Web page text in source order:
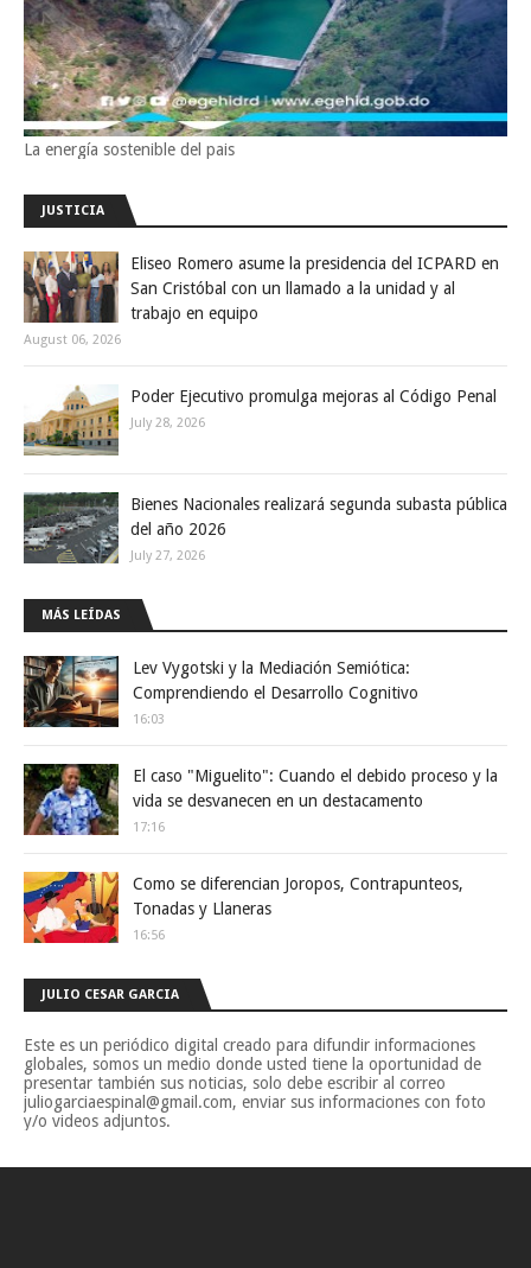
La energía sostenible del pais
JUSTICIA
Eliseo Romero asume la presidencia del ICPARD en
San Cristóbal con un llamado a la unidad y al
trabajo en equipo
August 06, 2026
Poder Ejecutivo promulga mejoras al Código Penal
July 28, 2026
Bienes Nacionales realizará segunda subasta pública
del año 2026
July 27, 2026
MÁS LEÍDAS
Lev Vygotski y la Mediación Semiótica:
Comprendiendo el Desarrollo Cognitivo
16:03
El caso "Miguelito": Cuando el debido proceso y la
vida se desvanecen en un destacamento
17:16
Como se diferencian Joropos, Contrapunteos,
Tonadas y Llaneras
16:56
JULIO CESAR GARCIA
Este es un periódico digital creado para difundir informaciones
globales, somos un medio donde usted tiene la oportunidad de
presentar también sus noticias, solo debe escribir al correo
juliogarciaespinal@gmail.com, enviar sus informaciones con foto
y/o videos adjuntos.